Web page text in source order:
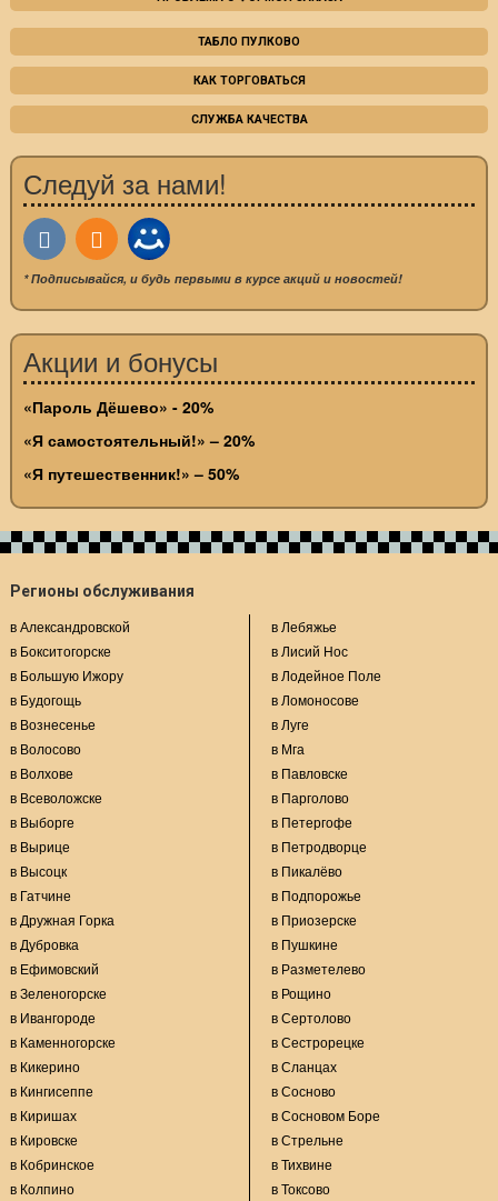
ТАБЛО ПУЛКОВО
КАК ТОРГОВАТЬСЯ
СЛУЖБА КАЧЕСТВА
Следуй за нами!
* Подписывайся, и будь первыми в курсе акций и новостей!
Акции и бонусы
«Пароль Дёшево» - 20%
«Я самостоятельный!» – 20%
«Я путешественник!» – 50%
Регионы обслуживания
в Александровской
в Бокситогорске
в Большую Ижору
в Будогощь
в Вознесенье
в Волосово
в Волхове
в Всеволожске
в Выборге
в Вырице
в Высоцк
в Гатчине
в Дружная Горка
в Дубровка
в Ефимовский
в Зеленогорске
в Ивангороде
в Каменногорске
в Кикерино
в Кингисеппе
в Киришах
в Кировске
в Кобринское
в Колпино
в Лебяжье
в Лисий Нос
в Лодейное Поле
в Ломоносове
в Луге
в Мга
в Павловске
в Парголово
в Петергофе
в Петродворце
в Пикалёво
в Подпорожье
в Приозерске
в Пушкине
в Разметелево
в Рощино
в Сертолово
в Сестрорецке
в Сланцах
в Сосново
в Сосновом Боре
в Стрельне
в Тихвине
в Токсово